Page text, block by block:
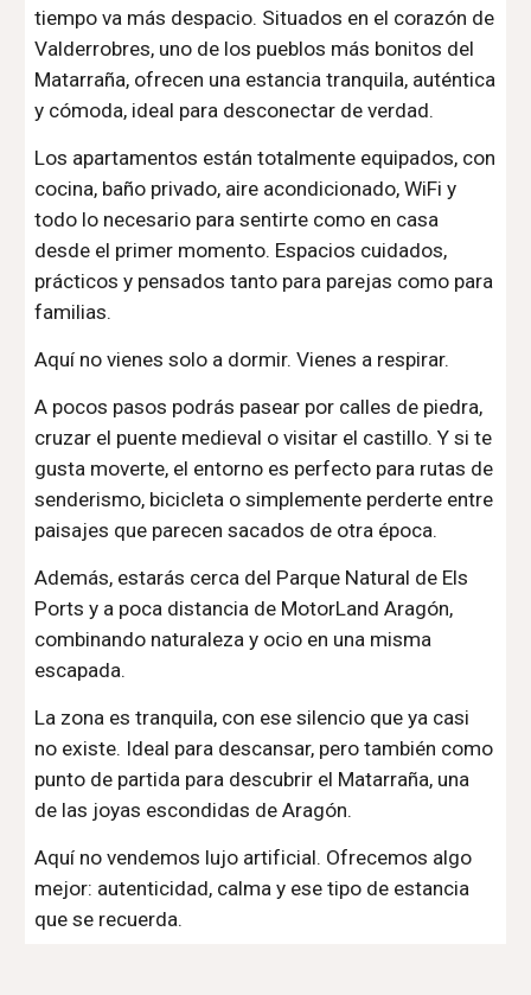
tiempo va más despacio. Situados en el corazón de
Valderrobres, uno de los pueblos más bonitos del
Matarraña, ofrecen una estancia tranquila, auténtica
y cómoda, ideal para desconectar de verdad.
Los apartamentos están totalmente equipados, con
cocina, baño privado, aire acondicionado, WiFi y
todo lo necesario para sentirte como en casa
desde el primer momento. Espacios cuidados,
prácticos y pensados tanto para parejas como para
familias.
Aquí no vienes solo a dormir. Vienes a respirar.
A pocos pasos podrás pasear por calles de piedra,
cruzar el puente medieval o visitar el castillo. Y si te
gusta moverte, el entorno es perfecto para rutas de
senderismo, bicicleta o simplemente perderte entre
paisajes que parecen sacados de otra época.
Además, estarás cerca del Parque Natural de Els
Ports y a poca distancia de MotorLand Aragón,
combinando naturaleza y ocio en una misma
escapada.
La zona es tranquila, con ese silencio que ya casi
no existe. Ideal para descansar, pero también como
punto de partida para descubrir el Matarraña, una
de las joyas escondidas de Aragón.
Aquí no vendemos lujo artificial. Ofrecemos algo
mejor: autenticidad, calma y ese tipo de estancia
que se recuerda.